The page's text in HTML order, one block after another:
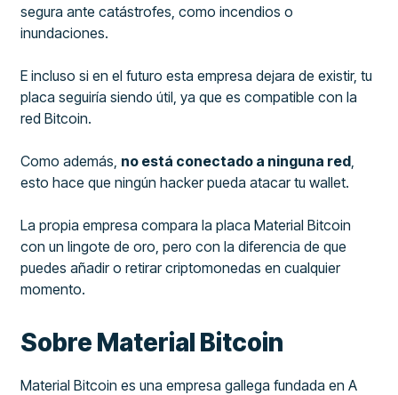
segura ante catástrofes, como incendios o
inundaciones.
E incluso si en el futuro esta empresa dejara de existir, tu
placa seguiría siendo útil, ya que es compatible con la
red Bitcoin.
Como además, no está conectado a ninguna red,
esto hace que ningún hacker pueda atacar tu wallet.
La propia empresa compara la placa Material Bitcoin
con un lingote de oro, pero con la diferencia de que
puedes añadir o retirar criptomonedas en cualquier
momento.
Sobre Material Bitcoin
Material Bitcoin es una empresa gallega fundada en A